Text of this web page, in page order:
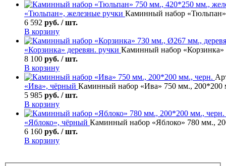
«Тюльпан», железные ручки Каминный набор
6 592 руб. / шт.
В корзину
«Корзинка» деревян. ручки Каминный набор
8 100 руб. / шт.
В корзину
«Ива», чёрный Каминный набор «Ива» 750 мм., 200*200
5 985 руб. / шт.
В корзину
«Яблоко», чёрный Каминный набор «Яблоко» 780 мм.,
6 160 руб. / шт.
В корзину